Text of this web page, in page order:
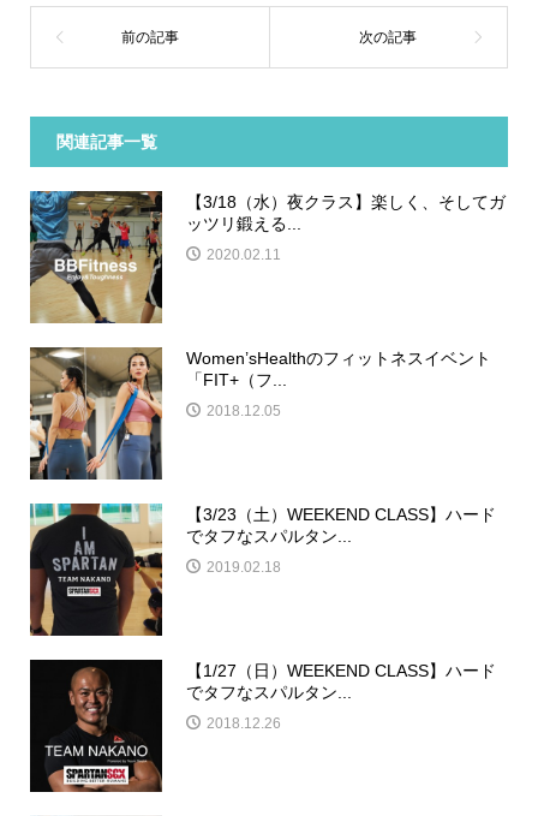
関連記事一覧
【3/18（水）夜クラス】楽しく、そしてガ
ッツリ鍛える...
2020.02.11
Women’sHealthのフィットネスイベント
「FIT+（フ...
2018.12.05
【3/23（土）WEEKEND CLASS】ハード
でタフなスパルタン...
2019.02.18
【1/27（日）WEEKEND CLASS】ハード
でタフなスパルタン...
2018.12.26